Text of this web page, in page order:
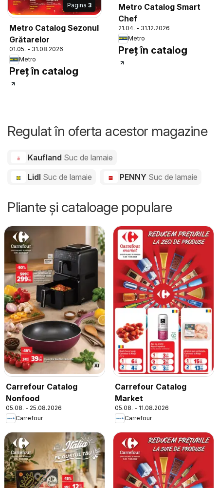
Pagina 3
Metro Catalog Sezonul
Grătarelor
01.05. - 31.08.2026
Metro
Preț în catalog
Metro Catalog Smart
Chef
21.04. - 31.12.2026
Metro
Preț în catalog
Regulat în oferta acestor magazine
Kaufland Suc de lamaie
Lidl Suc de lamaie PENNY Suc de lamaie
Pliante și cataloage populare
Carrefour Catalog
Nonfood
05.08. - 25.08.2026
Carrefour
Carrefour Catalog
Market
05.08. - 11.08.2026
Carrefour